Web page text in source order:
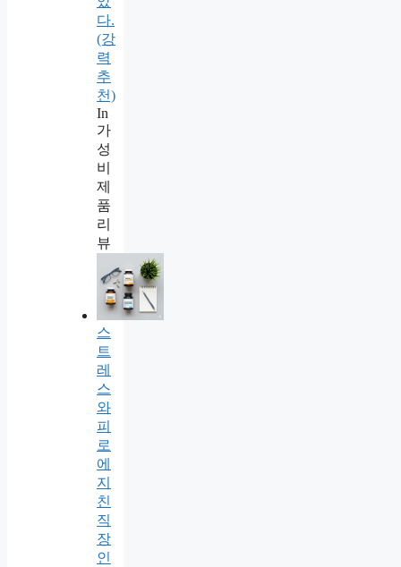
다.
(강
력
추
천)
In
가
성
비
제
품
리
뷰
스
트
레
스
와
피
로
에
지
친
직
장
인